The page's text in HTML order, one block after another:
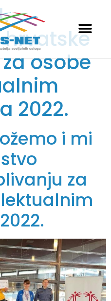
osobe
2022.
i mi
za